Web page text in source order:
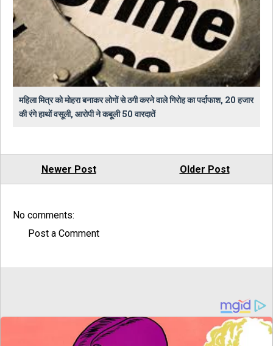
महिला मित्र को मोहरा बनाकर लोगों से ठगी करने वाले गिरोह का पर्दाफाश, 20 हजार
की रंगे हाथों वसूली, आरोपी ने कबूली 50 वारदातें
Newer Post Older Post
No comments:
Post a Comment